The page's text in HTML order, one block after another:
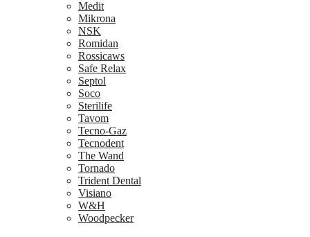
Medit
Mikrona
NSK
Romidan
Rossicaws
Safe Relax
Septol
Soco
Sterilife
Tavom
Tecno-Gaz
Tecnodent
The Wand
Tornado
Trident Dental
Visiano
W&H
Woodpecker